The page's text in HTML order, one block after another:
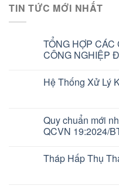
TIN TỨC MỚI NHẤT
TỔNG HỢP CÁC
CÔNG NGHIỆP
Hệ Thống Xử Lý
Quy chuẩn mới
QCVN 19:2024/
Tháp Hấp Thụ